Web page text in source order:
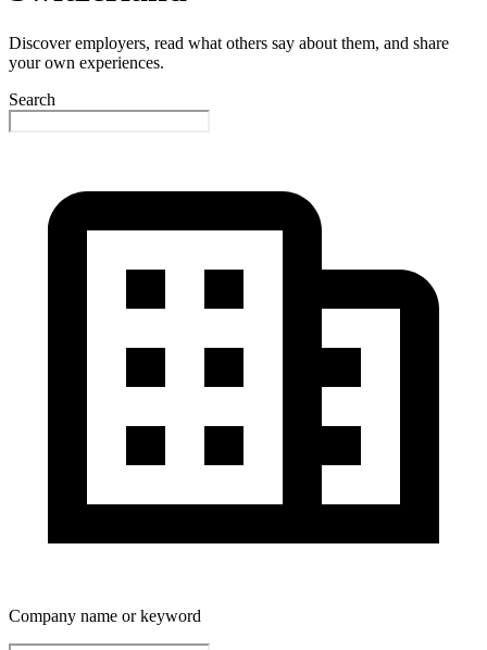
Discover employers, read what others say about them, and share
your own experiences.
Search
Company name or keyword